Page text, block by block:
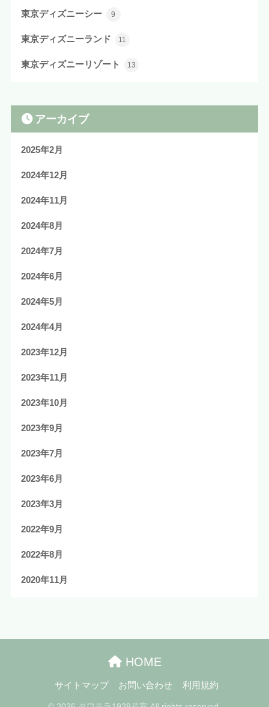
東京ディズニーシー 9
東京ディズニーランド 11
東京ディズニーリゾート 13
アーカイブ
2025年2月
2024年12月
2024年11月
2024年8月
2024年7月
2024年6月
2024年5月
2024年4月
2023年12月
2023年11月
2023年10月
2023年9月
2023年7月
2023年6月
2023年3月
2022年9月
2022年8月
2020年11月
HOME
サイトマップ お問い合わせ 利用規約